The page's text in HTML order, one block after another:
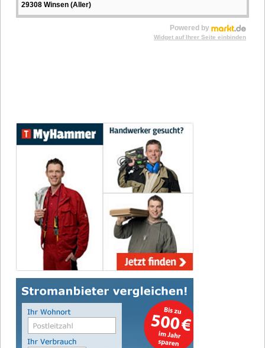
29308 Winsen (Aller)
Powered by
Widget auf Ihrer Seite einbinden